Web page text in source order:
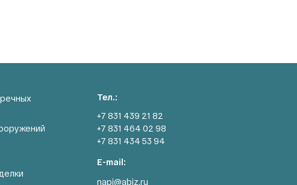
Тел.:
+7 831 439 21 82
+7 831 464 02 98
+7 831 434 53 94
E-mail:
napi@abiz.ru